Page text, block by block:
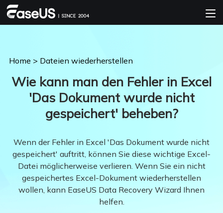
Home > Dateien wiederherstellen
Wie kann man den Fehler in Excel
'Das Dokument wurde nicht
gespeichert' beheben?
Wenn der Fehler in Excel 'Das Dokument wurde nicht
gespeichert' auftritt, können Sie diese wichtige Excel-
Datei möglicherweise verlieren. Wenn Sie ein nicht
gespeichertes Excel-Dokument wiederherstellen
wollen, kann EaseUS Data Recovery Wizard Ihnen
helfen.